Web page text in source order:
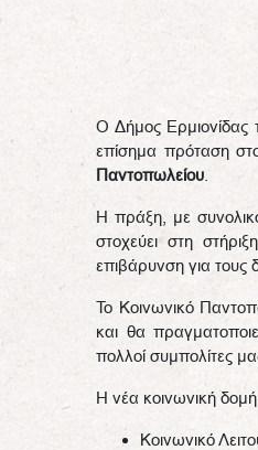
Ο Δήμος Ερμιονίδας
επίσημα πρόταση
Παντοπωλείου
Η πράξη, με
στοχεύει στη
επιβάρυνση για τους
Το Κοινωνικό
και θα
πολλοί συμπολίτες
Η νέα κοινωνική
Κοινωνικό